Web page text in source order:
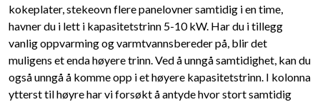
kokeplater, stekeovn flere panelovner samtidig i en time,
havner du i lett i kapasitetstrinn 5-10 kW. Har du i tillegg
vanlig oppvarming og varmtvannsbereder på, blir det
muligens et enda høyere trinn. Ved å unngå samtidighet, kan du
også unngå å komme opp i et høyere kapasitetstrinn. I kolonna
ytterst til høyre har vi forsøkt å antyde hvor stort samtidig